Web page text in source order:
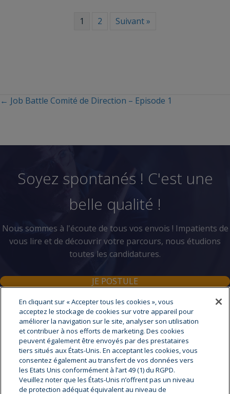
1 2 Suivant »
Posts
navigation
← Job Battle Comité de Direction – Episode 1
Soyez spontanés ! C'est une
belle qualité !
Nous sommes à l'écoute de tous vos envois ! Impatients de
vous lire et de découvrir votre parcours, nous étudions
toutes les candidatures.
JE POSTULE
A propos de cryostar
Cryostar est le leader mondial dans la fourniture
d’équipements cryogéniques de haute technologie.
Fournisseur d’équipements et de services auprès des plus
grandes sociétés gazières et des distributeurs de gaz, nous
En cliquant sur « Accepter tous les cookies », vous
acceptez le stockage de cookies sur votre appareil pour
améliorer la navigation sur le site, analyser son utilisation
et contribuer à nos efforts de marketing. Des cookies
peuvent également être envoyés par des prestataires
tiers situés aux États-Unis. En acceptant les cookies, vous
consentez également au transfert de vos données vers
les Etats Unis conformément à l’art 49 (1) du RGPD.
Veuillez noter que les États-Unis n’offrent pas un niveau
de protection adéquat équivalent au niveau de